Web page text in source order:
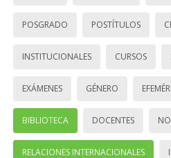
POSGRADO POSTÍTULOS
INSTITUCIONALES CURSOS
EXÁMENES GÉNERO
BIBLIOTECA DOCENTES
RELACIONES INTERNACIONALES